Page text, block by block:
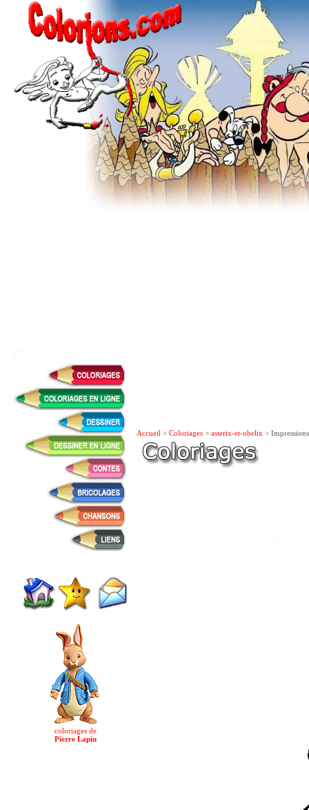
coloriages de
Pierre Lapin
Accueil > Coloriages > asterix-et-obelix > Impressions